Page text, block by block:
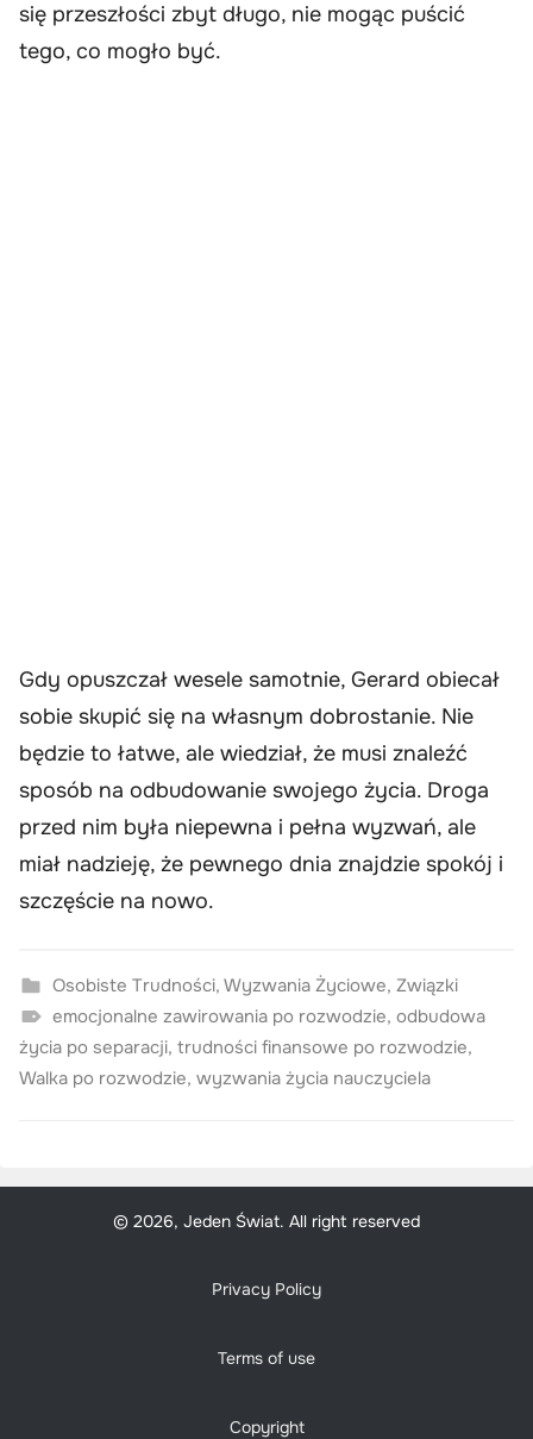
się przeszłości zbyt długo, nie mogąc puścić
tego, co mogło być.
Gdy opuszczał wesele samotnie, Gerard obiecał
sobie skupić się na własnym dobrostanie. Nie
będzie to łatwe, ale wiedział, że musi znaleźć
sposób na odbudowanie swojego życia. Droga
przed nim była niepewna i pełna wyzwań, ale
miał nadzieję, że pewnego dnia znajdzie spokój i
szczęście na nowo.
Osobiste Trudności, Wyzwania Życiowe, Związki
emocjonalne zawirowania po rozwodzie, odbudowa
życia po separacji, trudności finansowe po rozwodzie,
Walka po rozwodzie, wyzwania życia nauczyciela
© 2026, Jeden Świat. All right reserved
Privacy Policy
Terms of use
Copyright